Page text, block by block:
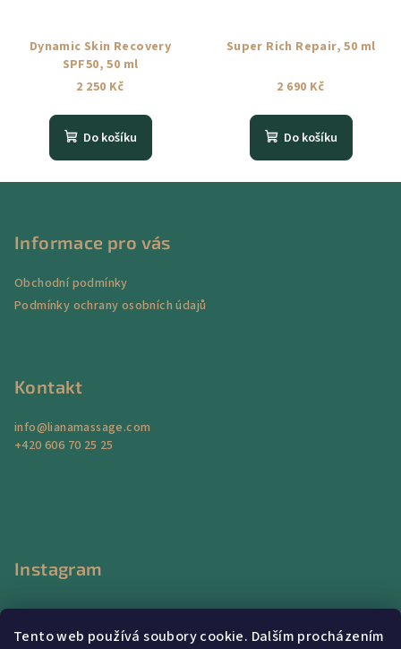
Tento web používá soubory cookie. Dalším procházením
Dynamic Skin Recovery
SPF50, 50 ml
2 250 Kč
Do košíku
Super Rich Repair, 50 ml
2 690 Kč
Do košíku
Informace pro vás
Obchodní podmínky
Podmínky ochrany osobních údajů
Kontakt
info@lianamassage.com
+420 606 70 25 25
Instagram